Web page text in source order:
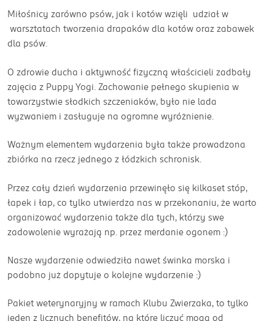
Miłośnicy zarówno psów, jak i kotów wzięli udział w
warsztatach tworzenia drapaków dla kotów oraz zabawek
dla psów.
O zdrowie ducha i aktywność fizyczną właścicieli zadbały
zajęcia z Puppy Yogi. Zachowanie pełnego skupienia w
towarzystwie słodkich szczeniaków, było nie lada
wyzwaniem i zasługuje na ogromne wyróżnienie.
Ważnym elementem wydarzenia była także prowadzona
zbiórka na rzecz jednego z łódzkich schronisk.
Przez cały dzień wydarzenia przewinęło się kilkaset stóp,
łapek i łap, co tylko utwierdza nas w przekonaniu, że warto
organizować wydarzenia także dla tych, którzy swe
zadowolenie wyrażają np. przez merdanie ogonem :)
Nasze wydarzenie odwiedziła nawet świnka morska i
podobno już dopytuje o kolejne wydarzenie :)
Pakiet weterynaryjny w ramach Klubu Zwierzaka, to tylko
jeden z licznych benefitów, na które liczyć mogą od